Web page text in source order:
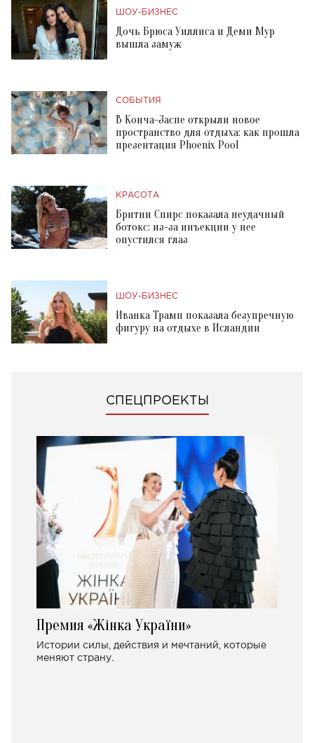
ШОУ-БИЗНЕС
Дочь Брюса Уиллиса и Деми Мур
вышла замуж
СОБЫТИЯ
В Конча-Заспе открыли новое
пространство для отдыха: как прошла
презентация Phoenix Pool
КРАСОТА
Бритни Спирс показала неудачный
ботокс: из-за инъекции у нее
опустился глаз
ШОУ-БИЗНЕС
Иванка Трамп показала безупречную
фигуру на отдыхе в Исландии
СПЕЦПРОЕКТЫ
Премия «Жінка України»
Истории силы, действия и мечтаний, которые
меняют страну.